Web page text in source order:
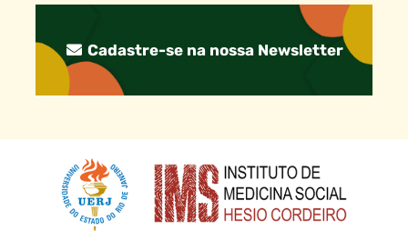
Cadastre-se na nossa Newsletter